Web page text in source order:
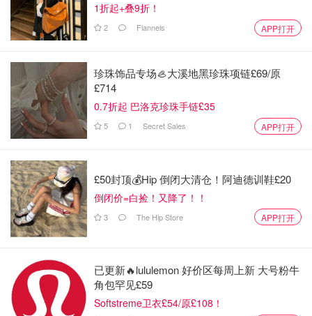
1折起+叠9折！
2 Flannels APP打开
珍珠饰品专场🦪大溪地黑珍珠项链£69/原
£714
0.7折起 巴洛克珍珠手链£35
5 1 Secret Sales APP打开
£50封顶💰Hip 倒闭大清仓！阿迪德训鞋£20
倒闭价=白捡！又降了！！
3 The Hip Store APP打开
已更新🔥lululemon 好价区每周上新 大号粉牛
角包罕见£59
Softstreme卫衣£54/原£108！